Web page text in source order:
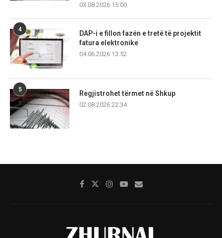
03.08.2026 15:00
4
DAP-i e fillon fazën e tretë të projektit
fatura elektronike
04.06.2026 13:52
5
Regjistrohet tërmet në Shkup
02.08.2026 22:34